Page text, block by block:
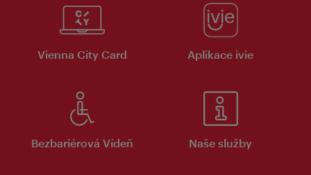
Vienna City Card Aplikace ivie
Bezbariérová Vídeň Naše služby